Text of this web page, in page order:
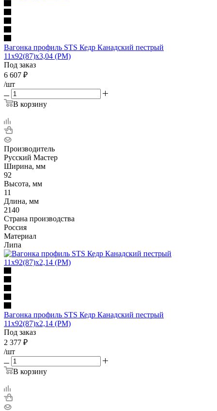
Вагонка профиль STS Кедр Канадский пестрый
11х92(87)х3,04 (РМ)
Под заказ
6 607 ₽
/шт
В корзину
Производитель
Русский Мастер
Ширина, мм
92
Высота, мм
11
Длина, мм
2140
Страна производства
Россия
Материал
Липа
Вагонка профиль STS Кедр Канадский пестрый
11х92(87)х2,14 (РМ)
Под заказ
2 377 ₽
/шт
В корзину